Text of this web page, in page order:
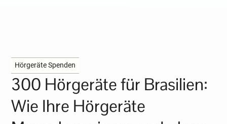
Hörgeräte Spenden
300 Hörgeräte für Brasilien:
Wie Ihre Hörgeräte